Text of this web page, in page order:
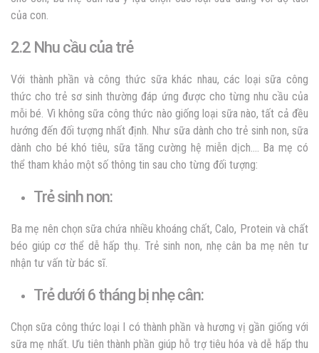
của con.
2.2 Nhu cầu của trẻ
Với thành phần và công thức sữa khác nhau,các loại sữa công
thức cho trẻ sơ sinhthường đáp ứng được cho từng nhu cầu của
mỗi bé. Vì không sữa công thức nào giống loại sữa nào, tất cả đều
hướng đến đối tượng nhất định. Như sữa dành cho trẻ sinh non, sữa
dành cho bé khó tiêu, sữa tăng cường hệ miễn dịch…. Ba mẹ có
thể tham khảo một số thông tin sau cho từng đối tượng:
Trẻ sinh non:
Ba mẹ nên chọn sữa chứa nhiều khoáng chất, Calo, Protein và chất
béo giúp cơ thể dễ hấp thụ. Trẻ sinh non, nhẹ cân ba mẹ nên tư
nhận tư vấn từ bác sĩ.
Trẻ dưới 6 tháng bị nhẹ cân:
Chọn sữa công thức loại I có thành phần và hương vị gần giống với
sữa mẹ nhất. Ưu tiên thành phần giúp hỗ trợ tiêu hóa và dễ hấp thu